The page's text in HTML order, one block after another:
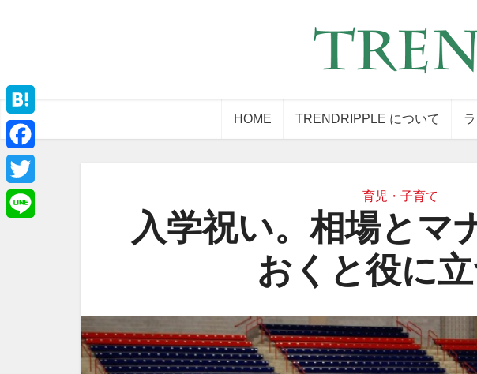
HOME TRENDRIPPLE について
育児・子育て
入学祝い。相場とマ
おくと役に立
Hatena
Facebook
Twitter